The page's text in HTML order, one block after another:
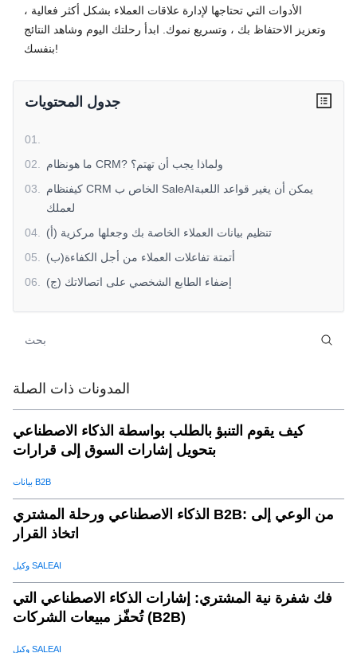
الأدوات التي تحتاجها لإدارة علاقات العملاء بشكل أكثر فعالية ،
وتعزيز الاحتفاظ بك ، وتسريع نموك. ابدأ رحلتك اليوم وشاهد النتائج
بنفسك!
جدول المحتويات
01
02
ما هونظام CRM? ولماذا يجب أن تهتم؟
03
كيفنظام CRM الخاص ب SaleAIيمكن أن يغير قواعد اللعبة
لعملك
04
(أ) تنظيم بيانات العملاء الخاصة بك وجعلها مركزية
05
(ب)أتمتة تفاعلات العملاء من أجل الكفاءة
06
(ج) إضفاء الطابع الشخصي على اتصالاتك
.
المدونات ذات الصلة
كيف يقوم التنبؤ بالطلب بواسطة الذكاء الاصطناعي
بتحويل إشارات السوق إلى قرارات
بيانات B2B
الذكاء الاصطناعي ورحلة المشتري B2B: من الوعي إلى
اتخاذ القرار
وكيل SALEAI
فك شفرة نية المشتري: إشارات الذكاء الاصطناعي التي
تُحفّز مبيعات الشركات (B2B)
وكيل SALEAI